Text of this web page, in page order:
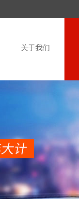
关于我们